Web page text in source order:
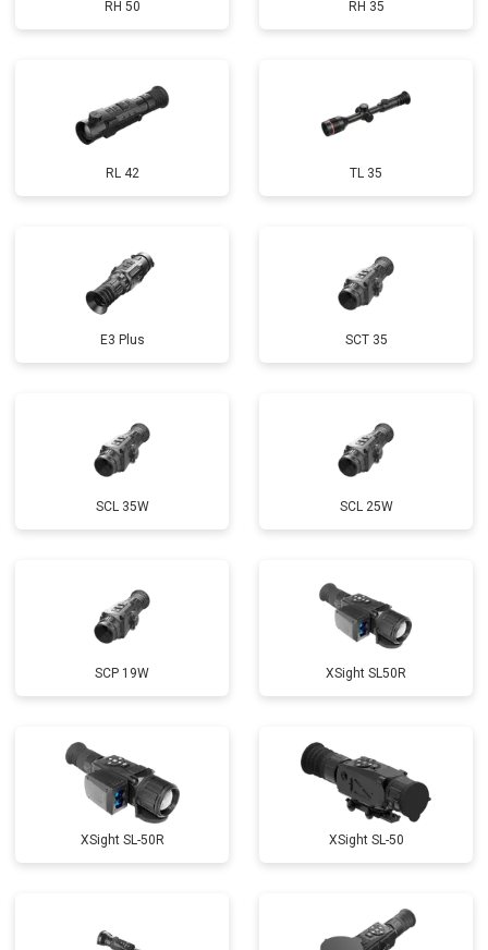
RH 50 RH 35
RL 42 TL 35
E3 Plus SCT 35
SCL 35W SCL 25W
SCP 19W ХSight SL50R
XSight SL-50R XSight SL-50